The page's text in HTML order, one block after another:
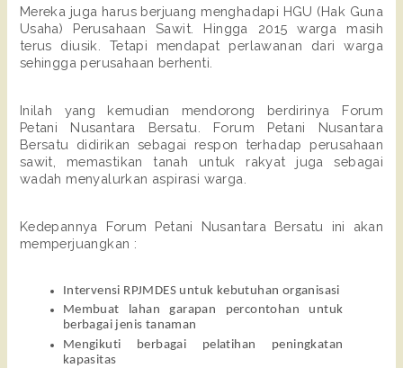
Mereka juga harus berjuang menghadapi HGU (Hak Guna
Usaha) Perusahaan Sawit. Hingga 2015 warga masih
terus diusik. Tetapi mendapat perlawanan dari warga
sehingga perusahaan berhenti.
Inilah yang kemudian mendorong berdirinya Forum
Petani Nusantara Bersatu. Forum Petani Nusantara
Bersatu didirikan sebagai respon terhadap perusahaan
sawit, memastikan tanah untuk rakyat juga sebagai
wadah menyalurkan aspirasi warga.
Kedepannya Forum Petani Nusantara Bersatu ini akan
memperjuangkan :
Intervensi RPJMDES untuk kebutuhan organisasi
Membuat lahan garapan percontohan untuk
berbagai jenis tanaman
Mengikuti berbagai pelatihan peningkatan
kapasitas